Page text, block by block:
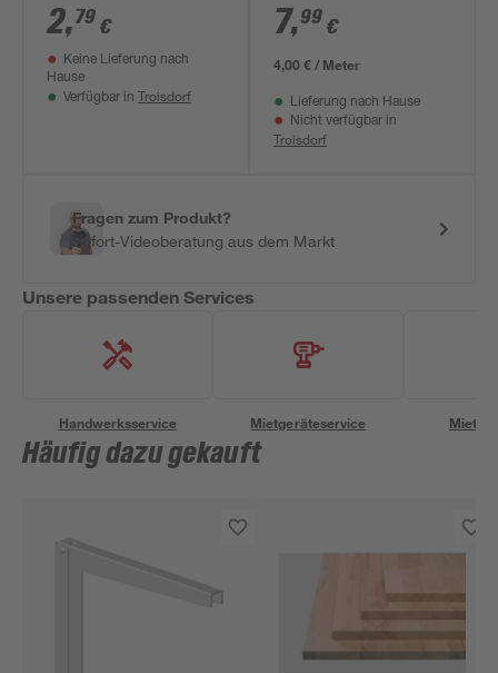
2,79 €
Keine Lieferung nach
Hause
Verfügbar in Troisdorf
7,99 €
4,00 € / Meter
Lieferung nach Hause
Nicht verfügbar in
Troisdorf
Fragen zum Produkt?
Sofort-Videoberatung aus dem Markt
Unsere passenden Services
Handwerksservice Mietgeräteservice
Häufig dazu gekauft